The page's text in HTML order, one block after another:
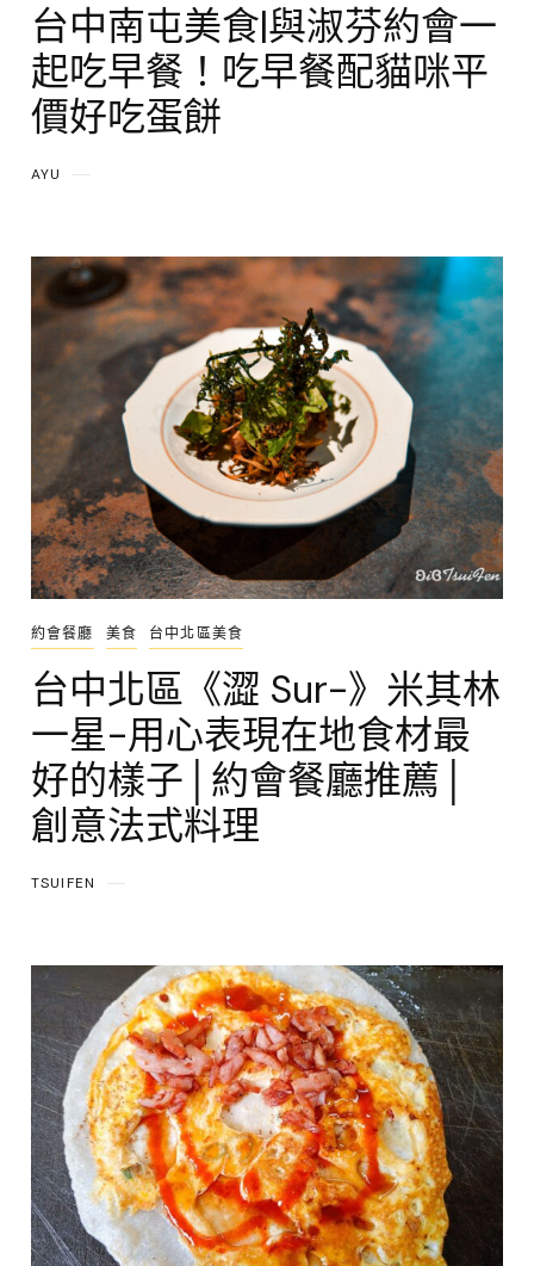
台中南屯美食|與淑芬約會一
起吃早餐！吃早餐配貓咪平
價好吃蛋餅
AYU
約會餐廳 美食 台中北區美食
台中北區《澀 Sur-》米其林
一星-用心表現在地食材最
好的樣子│約會餐廳推薦│
創意法式料理
TSUIFEN